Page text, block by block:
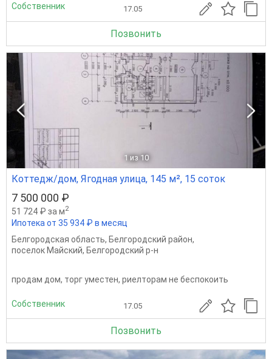
Собственник 17.05
Позвонить
1 из 10
Коттедж/дом, Ягодная улица, 145 м², 15 соток
7 500 000 ₽
51 724 ₽ за м2
Ипотека от 35 934 ₽ в месяц
Белгородская область, Белгородский район,
поселок Майский, Белгородский р-н
продам дом, торг уместен, риелторам не беспокоить
Собственник 17.05
Позвонить